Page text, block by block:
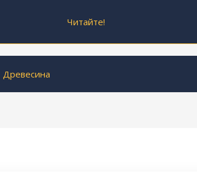
Читайте!
Древесина